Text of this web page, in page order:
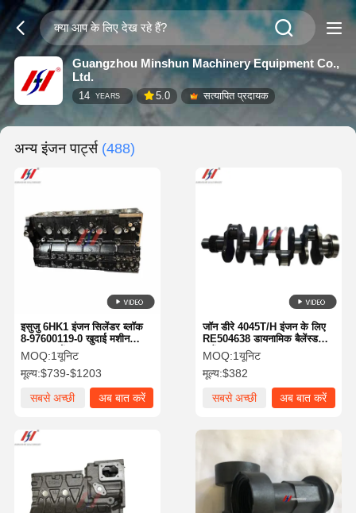
Guangzhou Minshun Machinery Equipment Co.,
Ltd.
14 YEARS 5.0 सत्यापित प्रदायक
अन्य इंजन पार्ट्स (488)
इसुजु 6HK1 इंजन सिलेंडर ब्लॉक
8-97600119-0 खुदाई मशीन
मरम्मत भागों
MOQ:1यूनिट
मूल्य:$739-$1203
सबसे अच्छी
अब बात करें
जॉन डीरे 4045T/H इंजन के लिए
RE504638 डायनामिक बैलेंस्ड
क्रैंकशाफ्ट
MOQ:1यूनिट
मूल्य:$382
सबसे अच्छी
अब बात करें